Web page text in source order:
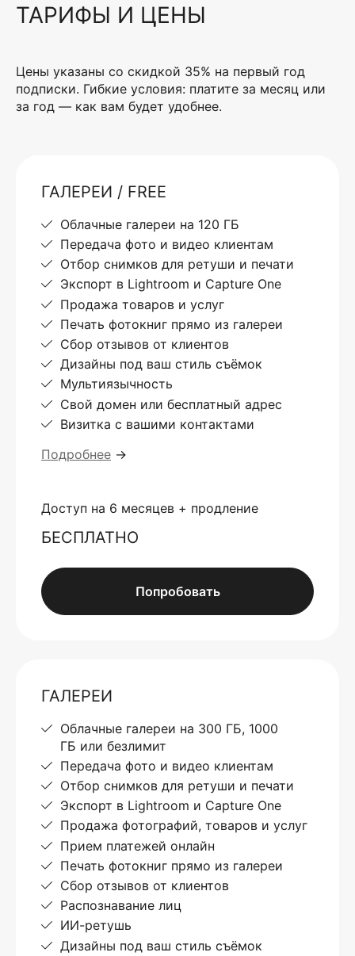
ТАРИФЫ И ЦЕНЫ
Цены указаны со скидкой 35% на первый год
подписки. Гибкие условия: платите за месяц или
за год — как вам будет удобнее.
ГАЛЕРЕИ / FREE
Облачные галереи на 120 ГБ
Передача фото и видео клиентам
Отбор снимков для ретуши и печати
Экспорт в Lightroom и Capture One
Продажа товаров и услуг
Печать фотокниг прямо из галереи
Сбор отзывов от клиентов
Дизайны под ваш стиль съёмок
Мультиязычность
Свой домен или бесплатный адрес
Визитка с вашими контактами
Подробнее →
Доступ на 6 месяцев + продление
БЕСПЛАТНО
Попробовать
ГАЛЕРЕИ
Облачные галереи на 300 ГБ, 1000
ГБ или безлимит
Передача фото и видео клиентам
Отбор снимков для ретуши и печати
Экспорт в Lightroom и Capture One
Продажа фотографий, товаров и услуг
Прием платежей онлайн
Печать фотокниг прямо из галереи
Сбор отзывов от клиентов
Распознавание лиц
ИИ-ретушь
Дизайны под ваш стиль съёмок